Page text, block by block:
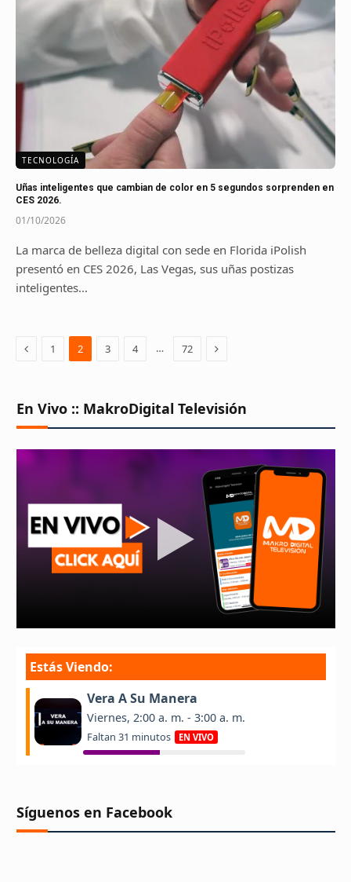
TECNOLOGÍA
Uñas inteligentes que cambian de color en 5 segundos sorprenden en
CES 2026.
01/10/2026
La marca de belleza digital con sede en Florida iPolish
presentó en CES 2026, Las Vegas, sus uñas postizas
inteligentes…
Previous
1 2 3 4 … 72 Next
En Vivo :: MakroDigital Televisión
Síguenos en Facebook